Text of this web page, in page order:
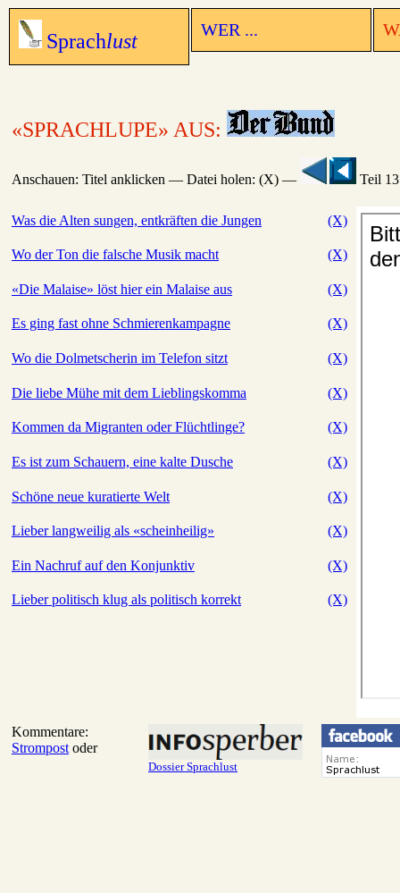
Sprachlust WER ...
«SPRACHLUPE» AUS:
Anschauen: Titel anklicken — Datei holen: (X) — Teil
Was die Alten sungen, entkräften die Jungen (X)
Wo der Ton die falsche Musik macht (X)
«Die Malaise» löst hier ein Malaise aus (X)
Es ging fast ohne Schmierenkampagne (X)
Wo die Dolmetscherin im Telefon sitzt (X)
Die liebe Mühe mit dem Lieblingskomma (X)
Kommen da Migranten oder Flüchtlinge? (X)
Es ist zum Schauern, eine kalte Dusche (X)
Schöne neue kuratierte Welt (X)
Lieber langweilig als «scheinheilig» (X)
Ein Nachruf auf den Konjunktiv (X)
Lieber politisch klug als politisch korrekt (X)
Kommentare:
Strompost oder
Dossier Sprachlust